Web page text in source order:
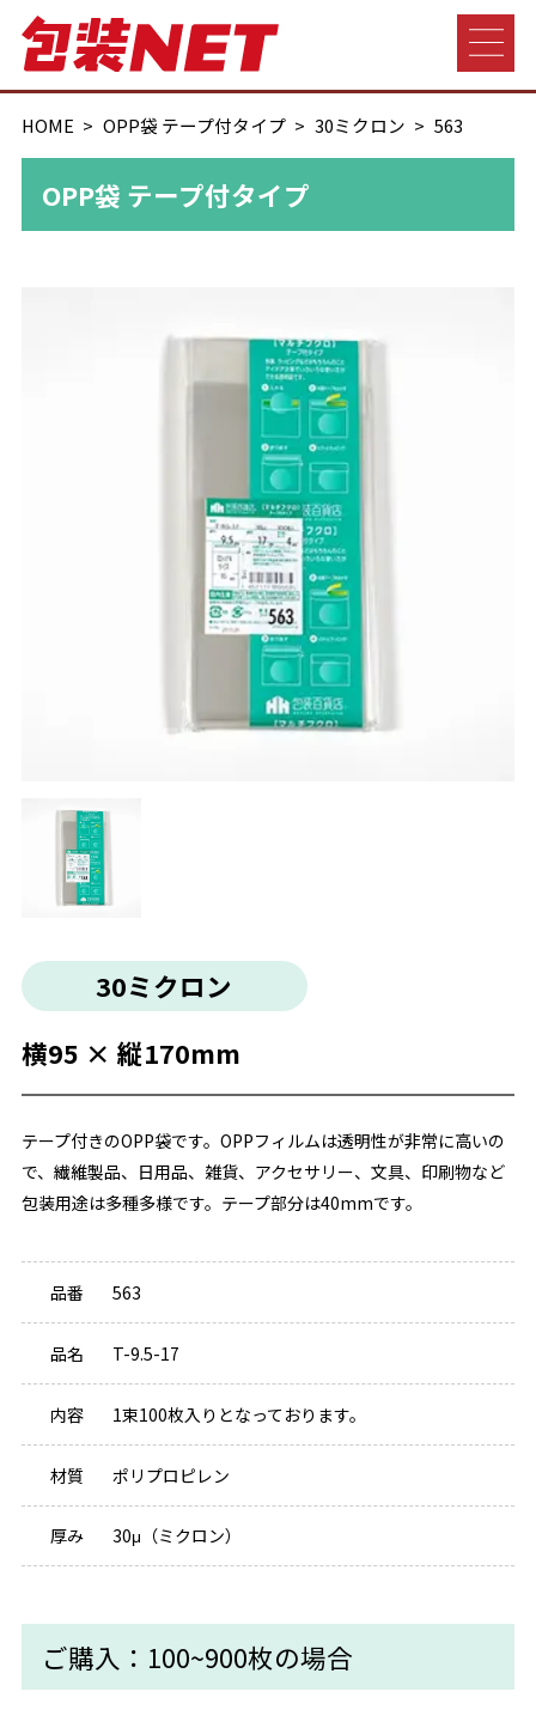
HOME OPP袋 テープ付タイプ 30ミクロン 563
OPP袋 テープ付タイプ
30ミクロン
横95 × 縦170mm
テープ付きのOPP袋です。OPPフィルムは透明性が非常に高いの
で、繊維製品、日用品、雑貨、アクセサリー、文具、印刷物など
包装用途は多種多様です。テープ部分は40mmです。
品番 563
品名 T-9.5-17
内容 1束100枚入りとなっております。
材質 ポリプロピレン
厚み 30μ（ミクロン）
ご購入：100~900枚の場合